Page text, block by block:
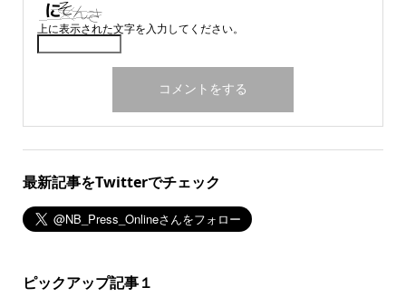
上に表示された文字を入力してください。
最新記事をTwitterでチェック
ピックアップ記事１